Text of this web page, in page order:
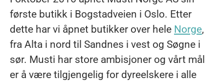
første butikk i Bogstadveien i Oslo. Etter
dette har vi åpnet butikker over hele Norge,
fra Alta i nord til Sandnes i vest og Søgne i
sør. Musti har store ambisjoner og vårt mål
er å være tilgjengelig for dyreelskere i alle